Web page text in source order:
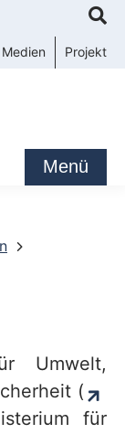
Medien Projekt
Menü
Umwelt,
(
für